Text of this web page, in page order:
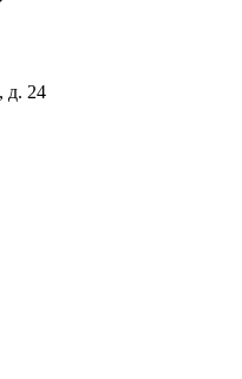
д. 24